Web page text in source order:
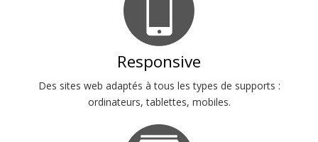
Responsive
Des sites web adaptés à tous les types de supports :
ordinateurs, tablettes, mobiles.